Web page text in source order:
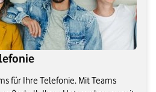
für Ihre Telefonie. Mit Teams